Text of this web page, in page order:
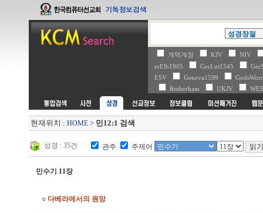
개역개정 KJV
NIV
erElb1905
GerLut1545
ESV
Geneva1599
Rotherham
UKJV
현재위치 : HOME > 민12:1 검색
성경 : 35건 관주 주제어
민수기 11장
○ 다베라에서의 원망